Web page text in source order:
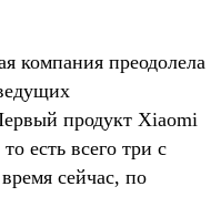
компания преодолела
продукт Xiaomi
есть всего три с
сейчас, по